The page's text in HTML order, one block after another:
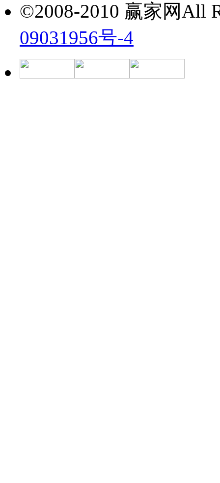
©2008-2010 赢家网All
09031956号-4